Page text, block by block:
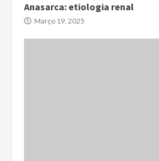
Anasarca: etiologia renal
Março 19, 2025